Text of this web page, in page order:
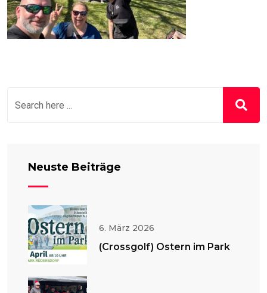
Neuste Beiträge
6. März 2026
(Crossgolf) Ostern im Park